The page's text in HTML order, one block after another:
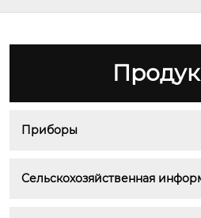
Приборы
Сельскохозяйственная